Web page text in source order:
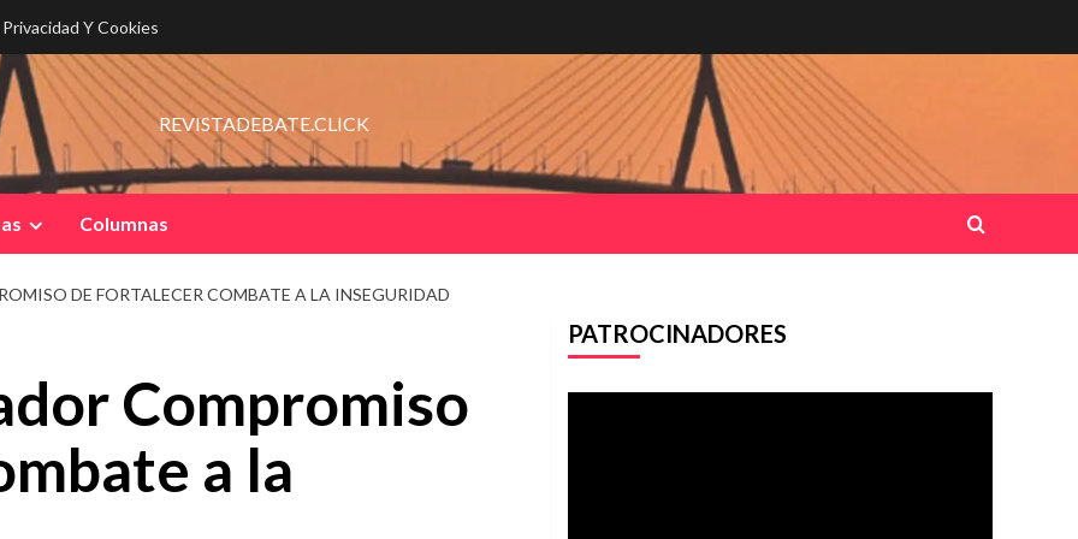
Y Cookies
REVISTADEBATE.CLICK
Columnas
DE FORTALECER COMBATE A LA INSEGURIDAD
Compromiso
a la
PATROCINADORES